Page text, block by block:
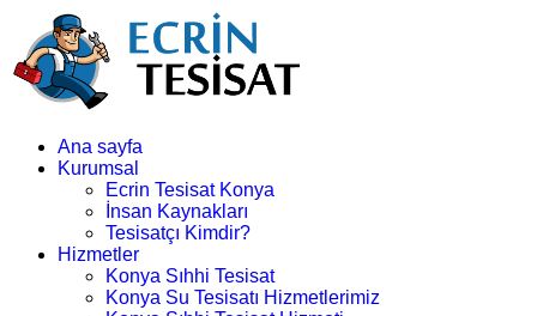
Ana sayfa
Kurumsal
Ecrin Tesisat Konya
İnsan Kaynakları
Tesisatçı Kimdir?
Hizmetler
Konya Sıhhi Tesisat
Konya Su Tesisatı Hizmetlerimiz